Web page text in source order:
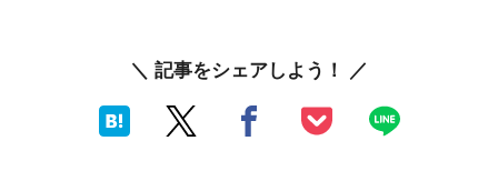
＼ 記事をシェアしよう！ ／